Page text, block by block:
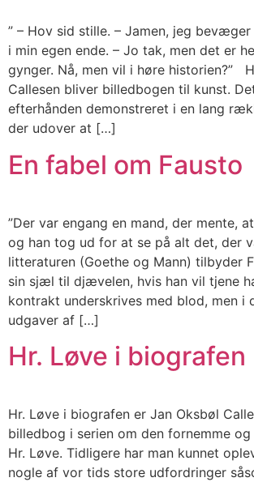
” – Hov sid stille. – Jamen, jeg
i min egen ende. – Jo tak, men det er
gynger. Nå, men vil i høre historien?”
Callesen bliver billedbogen til kunst.
efterhånden demonstreret i en lang
der udover at […]
En fabel om Fausto
”Der var engang en mand, der mente,
og han tog ud for at se på alt det, der
litteraturen (Goethe og Mann) tilbyder
sin sjæl til djævelen, hvis han vil tjene
kontrakt underskrives med blod, men i
udgaver af […]
Hr. Løve i biografen
Hr. Løve i biografen er Jan Oksbøl
billedbog i serien om den fornemme
Hr. Løve. Tidligere har man kunnet
nogle af vor tids store udfordringer